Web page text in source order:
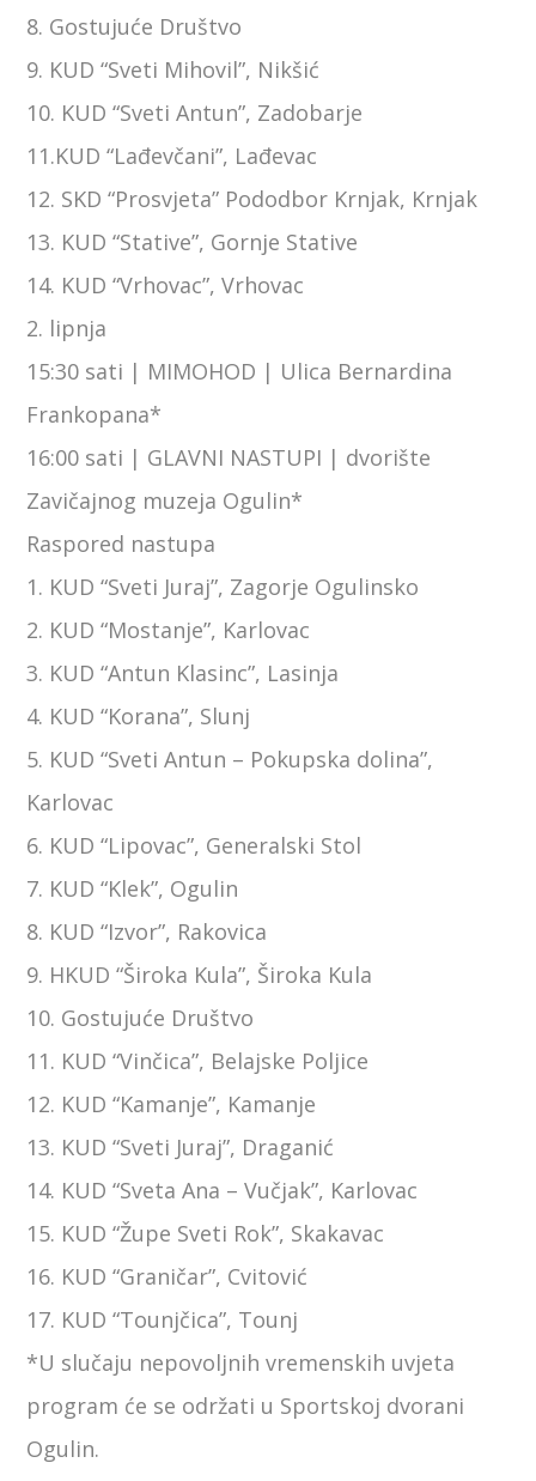
8. Gostujuće Društvo
9. KUD “Sveti Mihovil”, Nikšić
10. KUD “Sveti Antun”, Zadobarje
11.KUD “Lađevčani”, Lađevac
12. SKD “Prosvjeta” Pododbor Krnjak, Krnjak
13. KUD “Stative”, Gornje Stative
14. KUD “Vrhovac”, Vrhovac
2. lipnja
15:30 sati | MIMOHOD | Ulica Bernardina
Frankopana*
16:00 sati | GLAVNI NASTUPI | dvorište
Zavičajnog muzeja Ogulin*
Raspored nastupa
1. KUD “Sveti Juraj”, Zagorje Ogulinsko
2. KUD “Mostanje”, Karlovac
3. KUD “Antun Klasinc”, Lasinja
4. KUD “Korana”, Slunj
5. KUD “Sveti Antun – Pokupska dolina”,
Karlovac
6. KUD “Lipovac”, Generalski Stol
7. KUD “Klek”, Ogulin
8. KUD “Izvor”, Rakovica
9. HKUD “Široka Kula”, Široka Kula
10. Gostujuće Društvo
11. KUD “Vinčica”, Belajske Poljice
12. KUD “Kamanje”, Kamanje
13. KUD “Sveti Juraj”, Draganić
14. KUD “Sveta Ana – Vučjak”, Karlovac
15. KUD “Župe Sveti Rok”, Skakavac
16. KUD “Graničar”, Cvitović
17. KUD “Tounjčica”, Tounj
*U slučaju nepovoljnih vremenskih uvjeta
program će se održati u Sportskoj dvorani
Ogulin.